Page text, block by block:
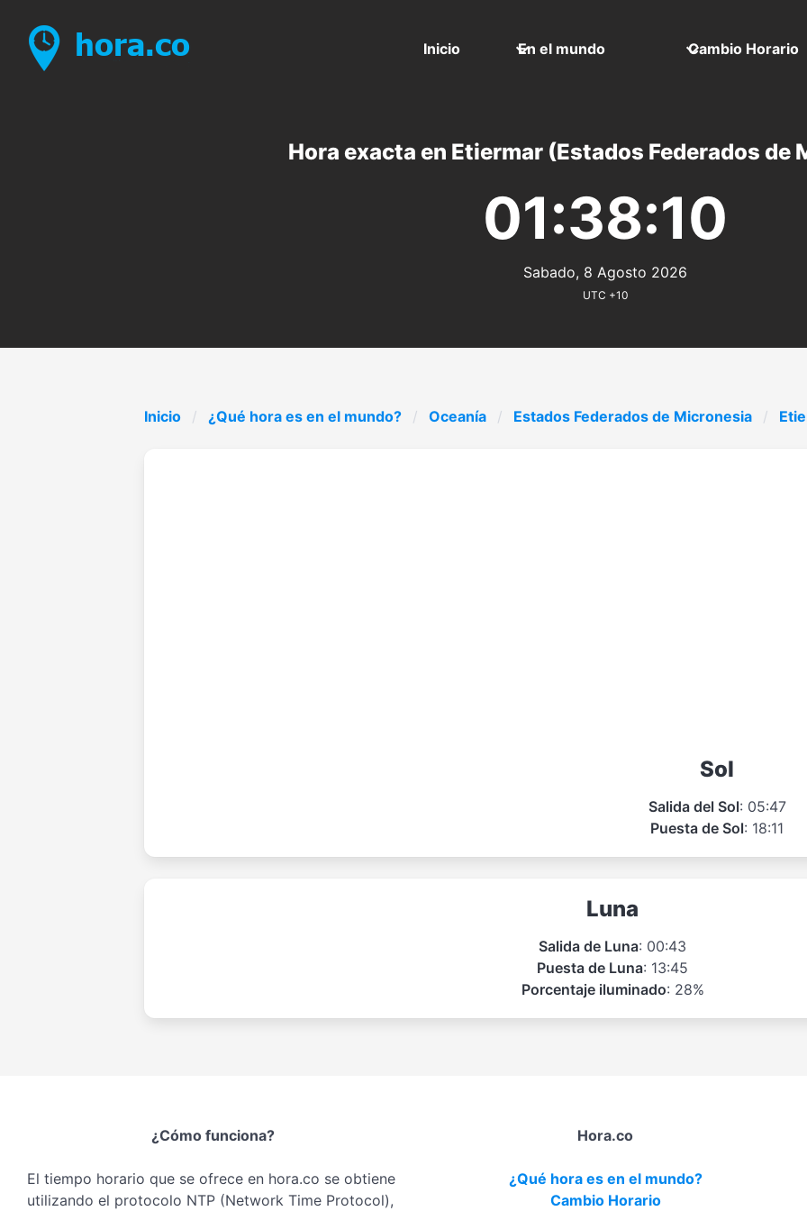
Inicio En el mundo Cambio Horario
Hora exacta en Etiermar (Estados Federados de
01:38:10
Sabado, 8 Agosto 2026
UTC +10
Inicio ¿Qué hora es en el mundo? Oceanía Estados Federados de Micronesia
Sol
Salida del Sol: 05:47
Puesta de Sol: 18:11
Luna
Salida de Luna: 00:43
Puesta de Luna: 13:45
Porcentaje iluminado: 28%
¿Cómo funciona?
El tiempo horario que se ofrece en hora.co se obtiene
utilizando el protocolo NTP (Network Time Protocol),
Hora.co
¿Qué hora es en el mundo?
Cambio Horario